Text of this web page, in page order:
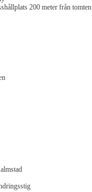
200 meter från tomten